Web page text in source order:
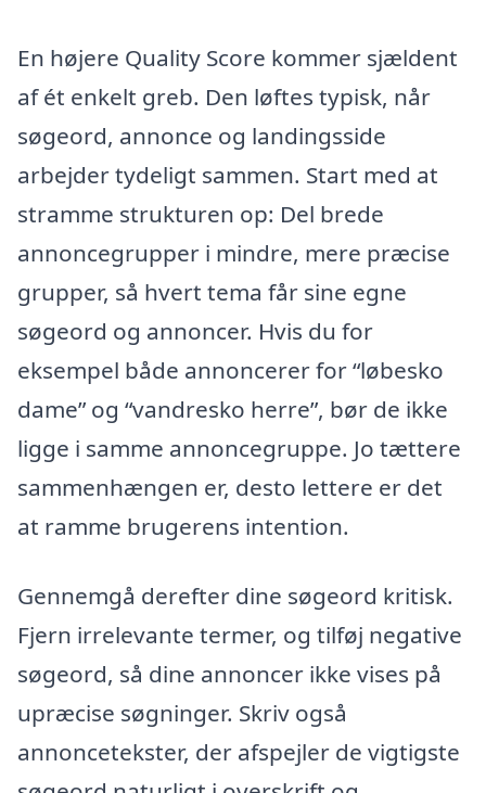
En højere Quality Score kommer sjældent
af ét enkelt greb. Den løftes typisk, når
søgeord, annonce og landingsside
arbejder tydeligt sammen. Start med at
stramme strukturen op: Del brede
annoncegrupper i mindre, mere præcise
grupper, så hvert tema får sine egne
søgeord og annoncer. Hvis du for
eksempel både annoncerer for “løbesko
dame” og “vandresko herre”, bør de ikke
ligge i samme annoncegruppe. Jo tættere
sammenhængen er, desto lettere er det
at ramme brugerens intention.
Gennemgå derefter dine søgeord kritisk.
Fjern irrelevante termer, og tilføj negative
søgeord, så dine annoncer ikke vises på
upræcise søgninger. Skriv også
annoncetekster, der afspejler de vigtigste